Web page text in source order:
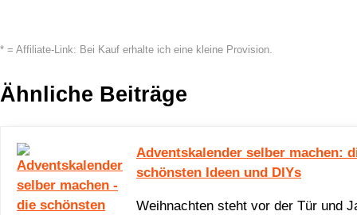
* = Affiliate-Link: Bei Kauf erhalte ich eine kleine Provision.
Ähnliche Beiträge
Adventskalender selber machen:
schönsten Ideen und DIYs
Weihnachten steht vor der Tür und